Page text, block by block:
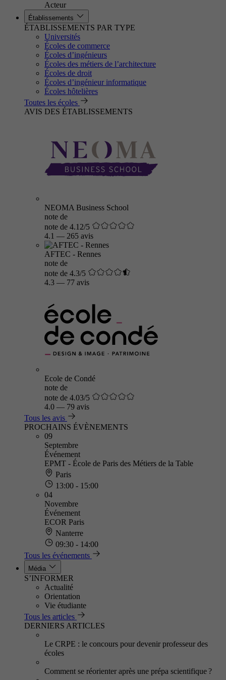
Acteur
Établissements
ÉTABLISSEMENTS PAR TYPE
Universités
Écoles de commerce
Écoles d’ingénieurs
Écoles des métiers de l’architecture
Écoles de droit
Écoles d’ingénieur informatique
Écoles hôtelières
Toutes les écoles
AVIS DES ÉTABLISSEMENTS
NEOMA Business School
note de
note de 4.12/5
4.1 — 265 avis
AFTEC - Rennes
note de
note de 4.3/5
4.3 — 77 avis
Ecole de Condé
note de
note de 4.03/5
4.0 — 79 avis
Tous les avis
PROCHAINS ÉVÈNEMENTS
09
Septembre
Événement
EPMT - École de Paris des Métiers de la Table
Paris
13:00 - 15:00
04
Novembre
Événement
ECOR Paris
Nanterre
09:30 - 14:00
Tous les événements
Média
S’INFORMER
Actualité
Orientation
Vie étudiante
Tous les articles
DERNIERS ARTICLES
Le CRPE : le concours pour devenir professeur des
écoles
Comment se réorienter après une prépa scientifique ?